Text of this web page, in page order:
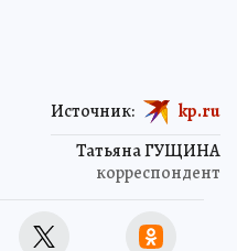
Татьяна ГУЩИНА
корреспондент
Источник: kp.ru